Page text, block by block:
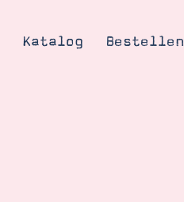
Katalog Bestellen